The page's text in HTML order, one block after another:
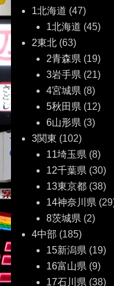
ー
シ
ョ
ン
1北海道 (47)
1北海道 (45)
2東北(63)
2青森県 (19)
3岩手県 (21)
4宮城県 (8)
5秋田県 (12)
6山形県 (3)
3関東 (102)
11埼玉県 (8)
12千葉県 (30)
13東京都(38)
14神奈川県
8茨城県 (2)
4中部 (185)
15新潟県 (19)
16富山県 (9)
17石川県 (38)